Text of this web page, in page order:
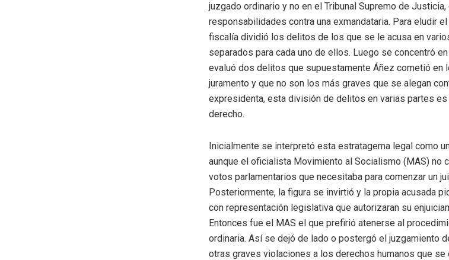
juzgado ordinario y no en el Tribunal Supremo de
responsabilidades contra una exmandataria. Para eludir
fiscalía dividió los delitos de los que se le acusa en
separados para cada uno de ellos. Luego se concentró
evaluó dos delitos que supuestamente Áñez cometió en
juramento y que no son los más graves que se alegan
expresidenta, esta división de delitos en varias partes
derecho.
Inicialmente se interpretó esta estratagema legal como
aunque el oficialista Movimiento al Socialismo (MAS) no
votos parlamentarios que necesitaba para comenzar un
Posteriormente, la figura se invirtió y la propia acusada
con representación legislativa que autorizaran su
Entonces fue el MAS el que prefirió atenerse al
ordinaria. Así se dejó de lado o postergó el juzgamiento
otras graves violaciones a los derechos humanos que se